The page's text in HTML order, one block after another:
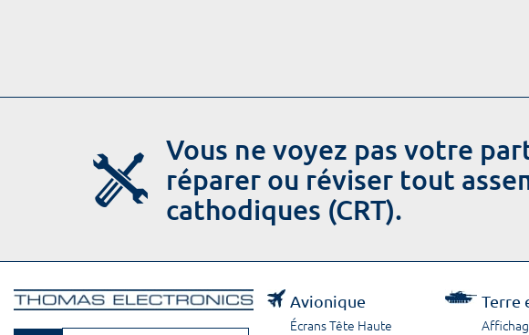
Vous ne voyez pas votre
réparer ou réviser tout
cathodiques (CRT).
Avionique
Écrans Tête Haute
Terre